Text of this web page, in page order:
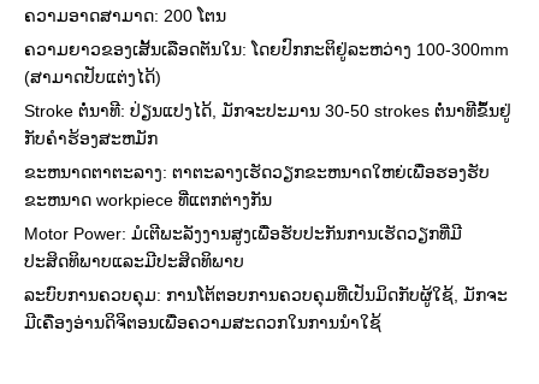
ຄວາມອາດສາມາດ: 200 ໂຕນ
ຄວາມຍາວຂອງເສັ້ນເລືອດຕັນໃນ: ໂດຍປົກກະຕິຢູ່ລະຫວ່າງ 100-300mm
(ສາມາດປັບແຕ່ງໄດ້)
Stroke ຕໍ່ນາທີ: ປ່ຽນແປງໄດ້, ມັກຈະປະມານ 30-50 strokes ຕໍ່ນາທີຂຶ້ນຢູ່
ກັບຄໍາຮ້ອງສະຫມັກ
ຂະຫນາດຕາຕະລາງ: ຕາຕະລາງເຮັດວຽກຂະຫນາດໃຫຍ່ເພື່ອຮອງຮັບ
ຂະຫນາດ workpiece ທີ່ແຕກຕ່າງກັນ
Motor Power: ມໍເຕີພະລັງງານສູງເພື່ອຮັບປະກັນການເຮັດວຽກທີ່ມີ
ປະສິດທິພາບແລະມີປະສິດທິພາບ
ລະບົບການຄວບຄຸມ: ການໂຕ້ຕອບການຄວບຄຸມທີ່ເປັນມິດກັບຜູ້ໃຊ້, ມັກຈະ
ມີເຄື່ອງອ່ານດິຈິຕອນເພື່ອຄວາມສະດວກໃນການນໍາໃຊ້